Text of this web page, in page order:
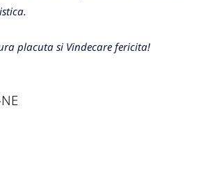
placuta si Vindecare fericita!